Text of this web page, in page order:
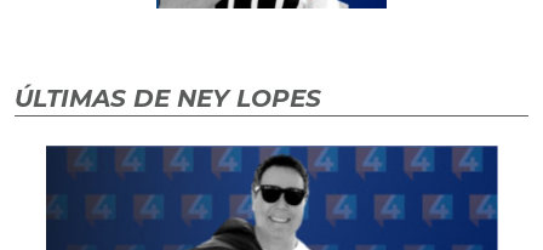
ÚLTIMAS DE NEY LOPES